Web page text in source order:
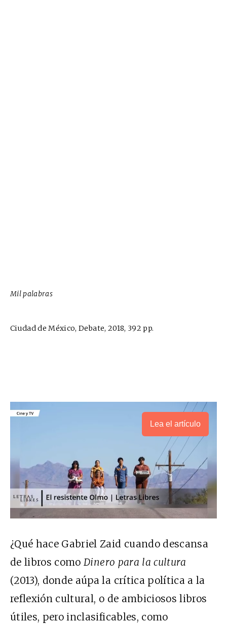
Mil palabras
Ciudad de México, Debate, 2018, 392 pp.
Lea el artículo
¿Qué hace Gabriel Zaid cuando descansa
de libros comoDinero para la cultura
(2013), donde aúpa la crítica política a la
reflexión cultural, o de ambiciosos libros
útiles, pero inclasificables, como